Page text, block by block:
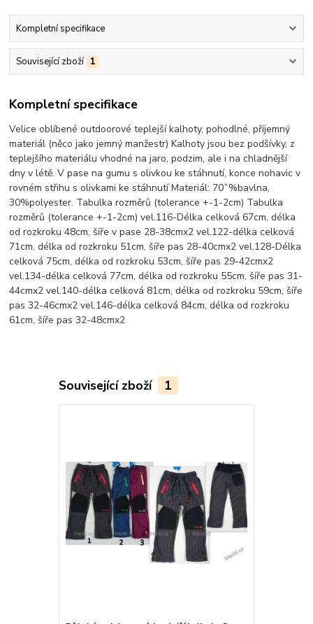
Kompletní specifikace
Související zboží 1
Kompletní specifikace
Velice oblíbené outdoorové teplejší kalhoty, pohodlné, příjemný
materiál (něco jako jemný manžestr) Kalhoty jsou bez podšívky, z
teplejšího materiálu vhodné na jaro, podzim, ale i na chladnější
dny v létě. V pase na gumu s olivkou ke stáhnutí, konce nohavic v
rovném střihu s olivkami ke stáhnutí Materiál: 70ˇ%bavlna,
30%polyester. Tabulka rozměrů (tolerance +-1-2cm) Tabulka
rozměrů (tolerance +-1-2cm) vel.116-Délka celková 67cm, délka
od rozkroku 48cm, šíře v pase 28-38cmx2 vel.122-délka celková
71cm, délka od rozkroku 51cm, šíře pas 28-40cmx2 vel.128-Délka
celková 75cm, délka od rozkroku 53cm, šíře pas 29-42cmx2
vel.134-délka celková 77cm, délka od rozkroku 55cm, šíře pas 31-
44cmx2 vel.140-délka celková 81cm, délka od rozkroku 59cm, šíře
pas 32-46cmx2 vel.146-délka celková 84cm, délka od rozkroku
61cm, šíře pas 32-48cmx2
Související zboží 1